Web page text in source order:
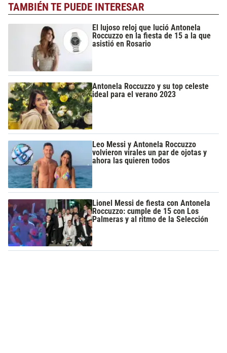
TAMBIÉN TE PUEDE INTERESAR
El lujoso reloj que lució Antonela
Roccuzzo en la fiesta de 15 a la que
asistió en Rosario
Antonela Roccuzzo y su top celeste
ideal para el verano 2023
Leo Messi y Antonela Roccuzzo
volvieron virales un par de ojotas y
ahora las quieren todos
Lionel Messi de fiesta con Antonela
Roccuzzo: cumple de 15 con Los
Palmeras y al ritmo de la Selección